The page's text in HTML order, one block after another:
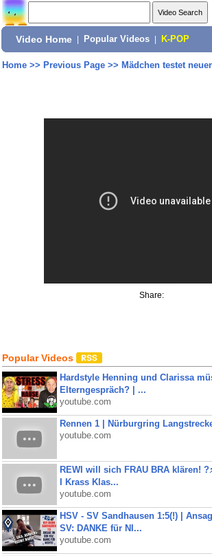
Video Home Popular Videos K-POP
Home>> Previous Page>> Mädchen testet
Share:
Popular Videos
Hardstyle Henning und Clarissa
Elterngespräch? | ...
youtube.com
Rennen 1 | Nürburgring
youtube.com
REWI will sich FRAU BRA klären!
I Krass Klas...
youtube.com
HSV - SV Sandhausen 1:5(!) |
SV: DANKE für NI...
youtube.com